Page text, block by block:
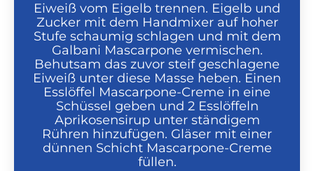
Eiweiß vom Eigelb trennen. Eigelb und
Zucker mit dem Handmixer auf hoher
Stufe schaumig schlagen und mit dem
Galbani Mascarpone vermischen.
Behutsam das zuvor steif geschlagene
Eiweiß unter diese Masse heben. Einen
Esslöffel Mascarpone-Creme in eine
Schüssel geben und 2 Esslöffeln
Aprikosensirup unter ständigem
Rühren hinzufügen. Gläser mit einer
dünnen Schicht Mascarpone-Creme
füllen.